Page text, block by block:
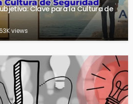
Clave para la Cultura de
views